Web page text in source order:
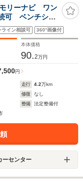
リーナビ ワン
可 ベンチシー
グストップ
ライン相談可 360°画像付
本体価格
90.2万円
円
走行 4.2万km
修復
なし
整備
法定整備付
ーセンター